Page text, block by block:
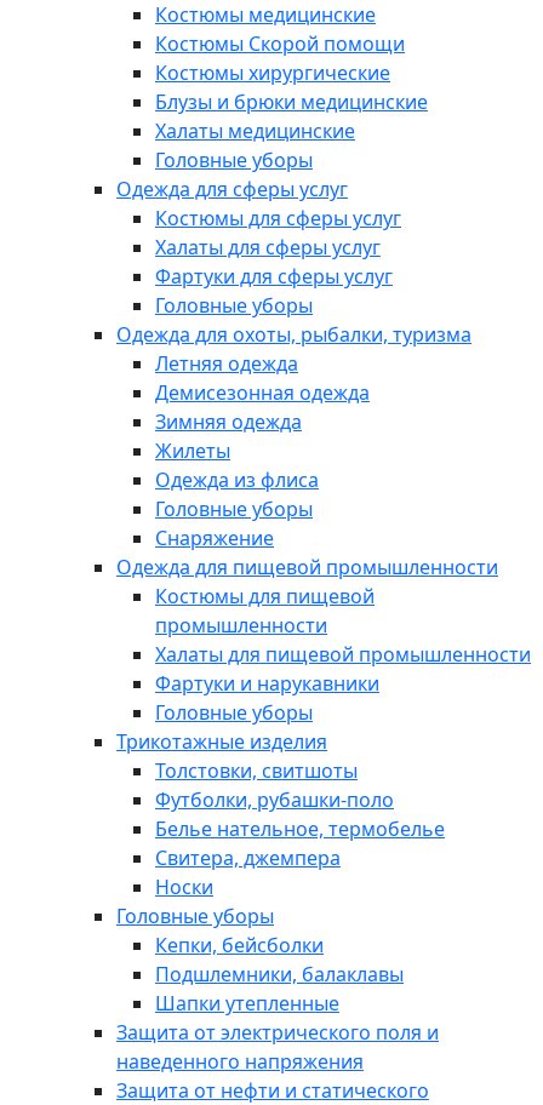
Костюмы медицинские
Костюмы Скорой помощи
Костюмы хирургические
Блузы и брюки медицинские
Халаты медицинские
Головные уборы
Одежда для сферы услуг
Костюмы для сферы услуг
Халаты для сферы услуг
Фартуки для сферы услуг
Головные уборы
Одежда для охоты, рыбалки, туризма
Летняя одежда
Демисезонная одежда
Зимняя одежда
Жилеты
Одежда из флиса
Головные уборы
Снаряжение
Одежда для пищевой промышленности
Костюмы для пищевой
промышленности
Халаты для пищевой промышленности
Фартуки и нарукавники
Головные уборы
Трикотажные изделия
Толстовки, свитшоты
Футболки, рубашки-поло
Белье нательное, термобелье
Свитера, джемпера
Носки
Головные уборы
Кепки, бейсболки
Подшлемники, балаклавы
Шапки утепленные
Защита от электрического поля и
наведенного напряжения
Защита от нефти и статического